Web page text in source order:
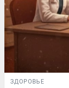
ЗДОРОВЬЕ